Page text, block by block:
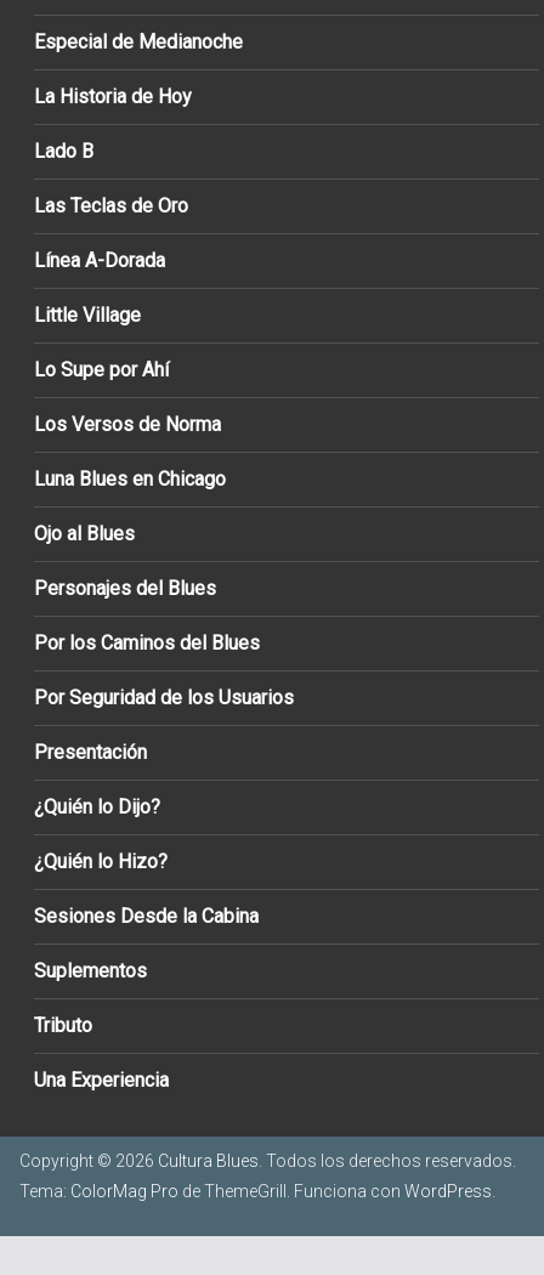
Especial de Medianoche
La Historia de Hoy
Lado B
Las Teclas de Oro
Línea A-Dorada
Little Village
Lo Supe por Ahí
Los Versos de Norma
Luna Blues en Chicago
Ojo al Blues
Personajes del Blues
Por los Caminos del Blues
Por Seguridad de los Usuarios
Presentación
¿Quién lo Dijo?
¿Quién lo Hizo?
Sesiones Desde la Cabina
Suplementos
Tributo
Una Experiencia
Copyright © 2026 Cultura Blues . Todos los derechos reservados.
Tema: ColorMag Pro de ThemeGrill. Funciona con WordPress